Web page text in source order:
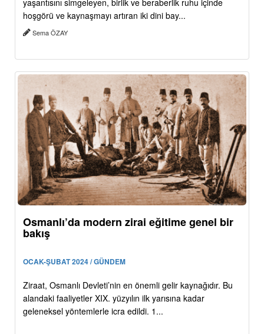
yaşantısını simgeleyen, birlik ve beraberlik ruhu içinde
hoşgörü ve kaynaşmayı artıran iki dini bay...
Sema ÖZAY
Osmanlı’da modern zirai eğitime genel bir
bakış
OCAK-ŞUBAT 2024 / GÜNDEM
Ziraat, Osmanlı Devleti’nin en önemli gelir kaynağıdır. Bu
alandaki faaliyetler XIX. yüzyılın ilk yarısına kadar
geleneksel yöntemlerle icra edildi. 1...